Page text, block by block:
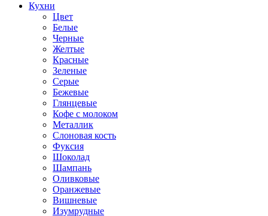
Кухни
Цвет
Белые
Черные
Желтые
Красные
Зеленые
Серые
Бежевые
Глянцевые
Кофе с молоком
Металлик
Слоновая кость
Фуксия
Шоколад
Шампань
Оливковые
Оранжевые
Вишневые
Изумрудные